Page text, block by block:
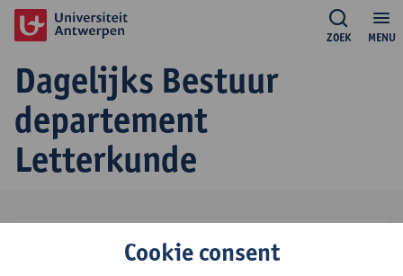
MENU
ZOEK
Dagelijks Bestuur
departement
Letterkunde
Vanessa JoosenCookie consent